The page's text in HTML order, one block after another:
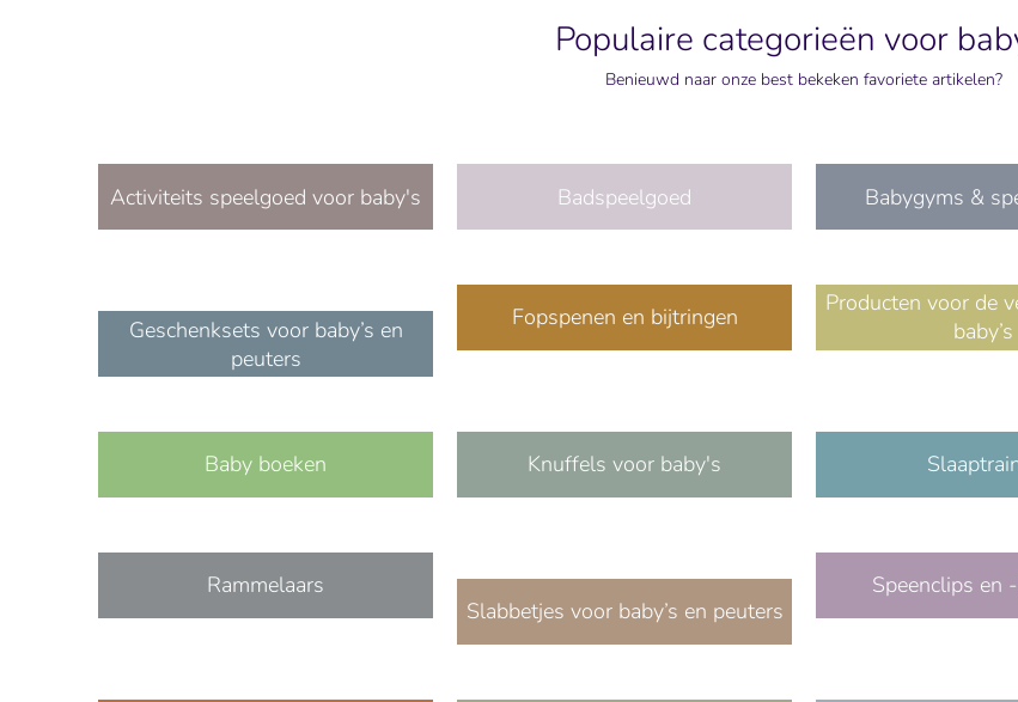
Populaire categorieën voor
Benieuwd naar onze best bekeken favoriete artikelen?
Activiteits speelgoed voor baby's Badspeelgoed Babygyms &
Geschenksets voor baby’s en
peuters
Fopspenen en bijtringen
Producten voor de
baby’s
Baby boeken Knuffels voor baby's
Rammelaars
Slabbetjes voor baby’s en peuters
Speenclips en